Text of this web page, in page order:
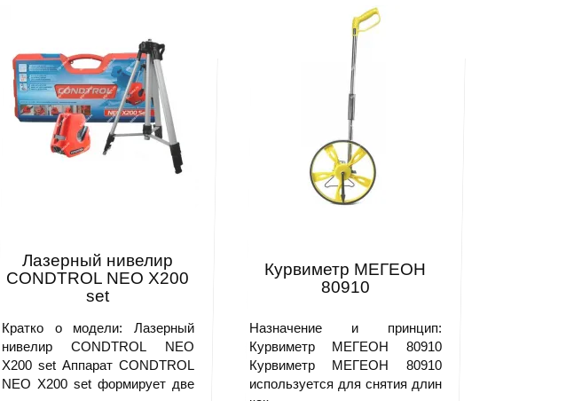
Лазерный нивелир
CONDTROL NEO X200
set
Кратко о модели: Лазерный
нивелир CONDTROL NEO
X200 set Аппарат CONDTROL
NEO X200 set формирует две
Курвиметр МЕГЕОН
80910
Назначение и принцип:
Курвиметр МЕГЕОН 80910
Курвиметр МЕГЕОН 80910
используется для снятия длин